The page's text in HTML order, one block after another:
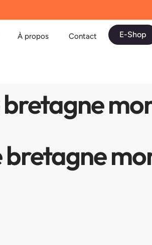
À propos Contact E-Shop